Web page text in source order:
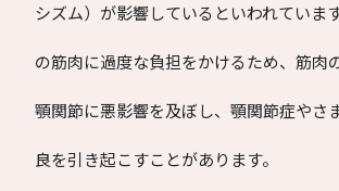
シズム）が影響しているといわれていま
の筋肉に過度な負担をかけるため、筋肉
顎関節に悪影響を及ぼし、顎関節症やさ
良を引き起こすことがあります。